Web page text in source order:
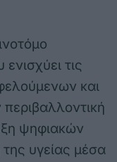
τις
και
ψηφιακών
υγείας μέσα